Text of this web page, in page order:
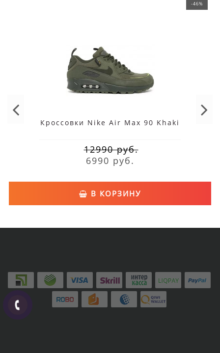
-46%
Кроссовки Nike Air Max 90 Khaki
12990 руб.
6990 руб.
В КОРЗИНУ